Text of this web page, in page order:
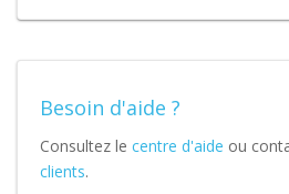
Besoin d'aide ?
Consultez le centre d'aide ou
clients.